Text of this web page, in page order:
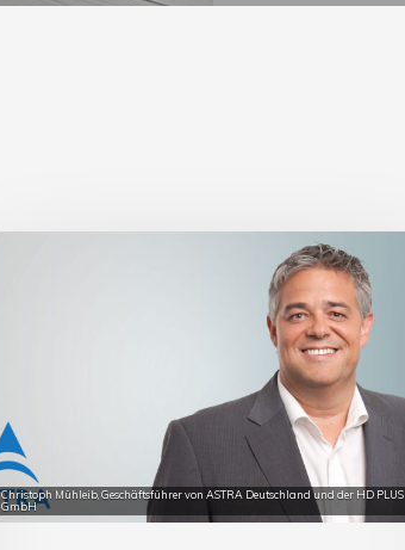
Christoph Mühleib, Geschäftsführer von ASTRA Deutschland und der HD PLUS
GmbH